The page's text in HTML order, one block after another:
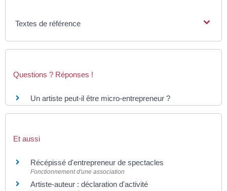
Textes de référence
Questions ? Réponses !
Un artiste peut-il être micro-entrepreneur ?
Et aussi
Récépissé d'entrepreneur de spectacles
Fonctionnement d'une association
Artiste-auteur : déclaration d'activité